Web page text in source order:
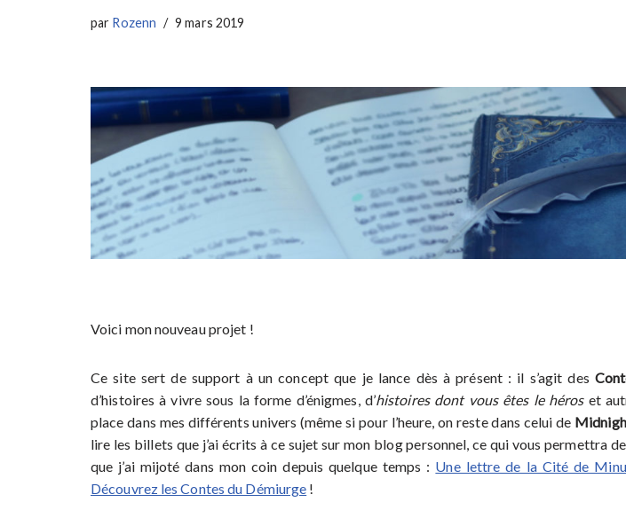
par Rozenn 9 mars 2019
Voici mon nouveau projet !
Ce site sert de support à un concept que je lance dès à présent : il s’agit des
d’histoires à vivre sous la forme d’énigmes, d’histoires dont vous êtes le héroset
place dans mes différents univers (même si pour l’heure, on reste dans celui de
lire les billets que j’ai écrits à ce sujet sur mon blog personnel, ce qui vous permettra
que j’ai mijoté dans mon coin depuis quelque temps : Une lettre de la Cité de
Découvrez les Contes du Démiurge !